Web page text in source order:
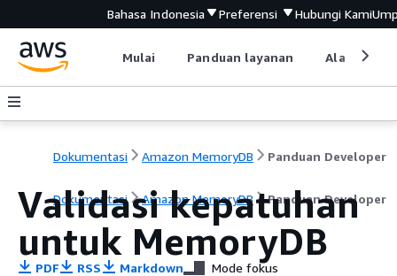
Bahasa Indonesia Preferensi Hubungi Kami
Mulai Panduan layanan Alat
Dokumentasi Amazon MemoryDB Panduan Developer
Dokumentasi Amazon MemoryDB Panduan Developer
Validasi kepatuhan
untuk MemoryDB
PDF RSS Markdown Mode fokus